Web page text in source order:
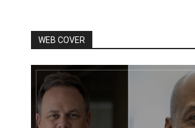
WEB COVER